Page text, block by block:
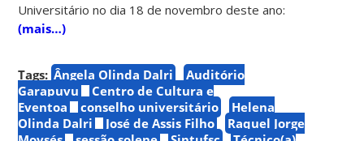
Universitário no dia 18 de novembro deste ano:
(mais…)
Tags: Ângela Olinda Dalri
Auditório
Garapuvu
Centro de Cultura e
Eventoa
conselho universitário
Helena
Olinda Dalri
José de Assis Filho
Raquel Jorge